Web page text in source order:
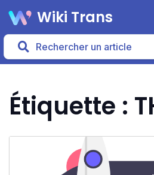
Wiki Trans
Étiquette :